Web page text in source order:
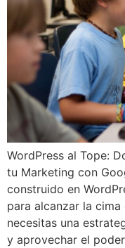
WordPress al Tope:
tu Marketing con
construido en
para alcanzar la
necesitas una
y aprovechar el